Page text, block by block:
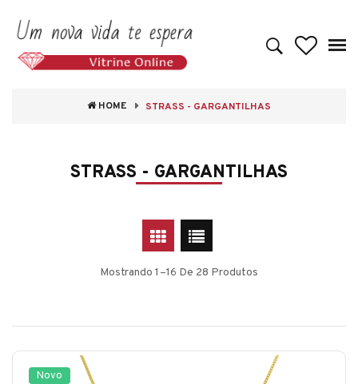
HOME STRASS - GARGANTILHAS
STRASS - GARGANTILHAS
Mostrando 1–16 De 28 Produtos
Novo